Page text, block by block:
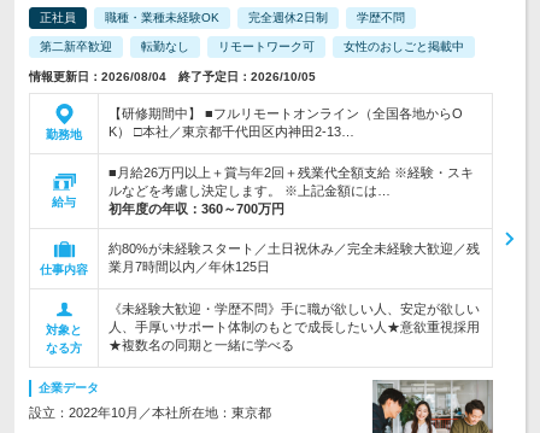
正社員 職種・業種未経験OK 完全週休2日制 学歴不問
第二新卒歓迎 転勤なし リモートワーク可 女性のおしごと掲載中
情報更新日：2026/08/04 終了予定日：2026/10/05
勤務地
【研修期間中】 ■フルリモートオンライン（全国各地からO
K） □本社／東京都千代田区内神田2-13…
給与
■月給26万円以上＋賞与年2回＋残業代全額支給 ※経験・スキ
ルなどを考慮し決定します。 ※上記金額には…
初年度の年収： 360～700万円
仕事内容
約80%が未経験スタート／土日祝休み／完全未経験大歓迎／残
業月7時間以内／年休125日
対象と
なる方
《未経験大歓迎・学歴不問》手に職が欲しい人、安定が欲しい
人、手厚いサポート体制のもとで成長したい人★意欲重視採用
★複数名の同期と一緒に学べる
企業データ
設立：2022年10月／本社所在地：東京都